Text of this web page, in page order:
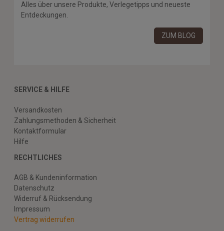
Alles über unsere Produkte, Verlegetipps und neueste
Entdeckungen.
ZUM BLOG
SERVICE & HILFE
Versandkosten
Zahlungsmethoden & Sicherheit
Kontaktformular
Hilfe
RECHTLICHES
AGB & Kundeninformation
Datenschutz
Widerruf & Rücksendung
Impressum
Vertrag widerrufen